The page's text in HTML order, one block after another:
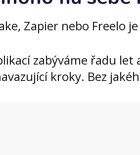
Zapier nebo Freelo
zabýváme řadu let
kroky. Bez